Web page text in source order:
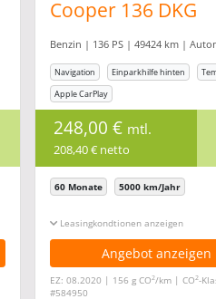
Cooper 136 DKG
Benzin | 136 PS | 49424 km |
Navigation Einparkhilfe hinten
Apple CarPlay
248,00 € mtl.
208,40 € netto
60 Monate 5000 km/Jahr
Leasingkonditionen ein-/ausblenden
Angebot anzeigen
EZ: 08.2020 | 156 g CO2/km | CO2-
#584950